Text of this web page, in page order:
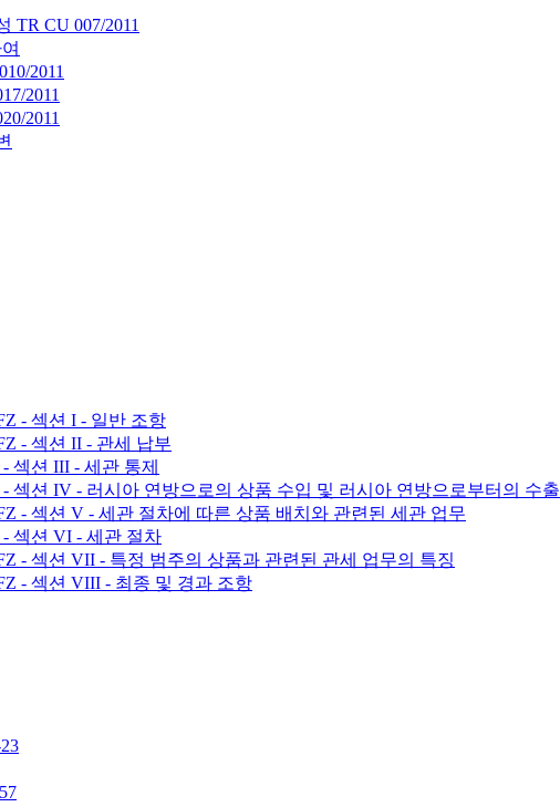
TR CU 007/2011
2011
2011
2011
- 섹션 I - 일반 조항
- 섹션 II - 관세 납부
섹션 III - 세관 통제
- 섹션 IV - 러시아 연방으로의 상품 수입 및 러시아 연방으로부터의 수출
- 섹션 V - 세관 절차에 따른 상품 배치와 관련된 세관 업무
- 섹션 VI - 세관 절차
- 섹션 VII - 특정 범주의 상품과 관련된 관세 업무의 특징
- 섹션 VIII - 최종 및 경과 조항